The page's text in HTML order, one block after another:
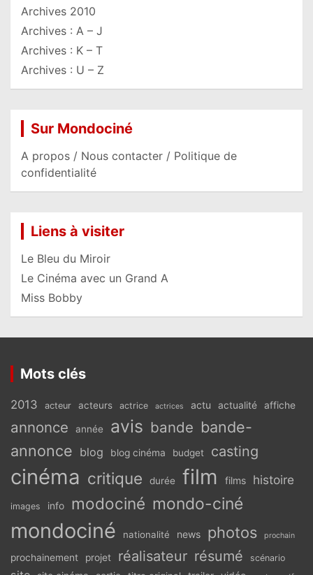
Archives 2010
Archives : A – J
Archives : K – T
Archives : U – Z
Sur Mondociné
A propos / Nous contacter / Politique de
confidentialité
Liens à visiter
Le Bleu du Miroir
Le Cinéma avec un Grand A
Miss Bobby
Mots clés
2013 acteur acteurs actrice actrices actu actualité affiche
annonce année avis bande bande-
annonce blog blog cinéma budget casting
cinéma critique durée film films histoire
images info modociné mondo-ciné
mondociné nationalité news photos prochain
prochainement projet réalisateur résumé scénario